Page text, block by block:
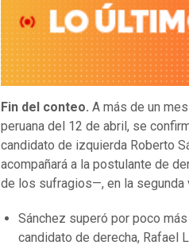
Fin del conteo. A más de un
peruana del 12 de abril, se
candidato de izquierda Roberto
acompañará a la postulante de
de los sufragios—, en la segunda
Sánchez superó por poco
candidato de derecha, Rafael